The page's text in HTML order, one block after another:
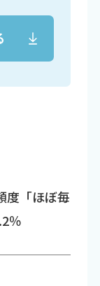
度「ほぼ毎
％